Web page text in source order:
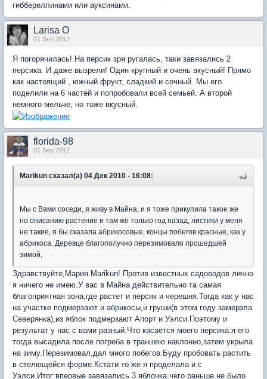
гиббереллинами или ауксинами.
Larisa O
01 Sep 2012
Я погорячилась! На персик зря ругалась, таки завязались 2
персика. И даже вызрели! Один крупный и очень вкусный! Прямо
как настоящий , южный фрукт, сладкий и сочный. Мы его
поделили на 6 частей и попробовали всей семьей. А второй
немного мельче, но тоже вкусный.
florida-98
01 Sep 2012
Marikun сказал(а) 04 Дек 2010 - 16:08:
Мы с Вами соседи, я живу в Майна, и я тоже прикупила такое же
по описанию растение и там же только год назад, листики у меня
не такие, я бы сказала абрикосовые, концы побегов красные, как у
абрикоса. Деревце благополучно перезимовало прошедшей
зимой,
Здравствуйте,Мария Marikun! Против известных садоводов лично
я ничего не имею.У вас в Майна действительно та самая
благоприятная зона,где растет и персик и черешня.Тогда как у нас
на участке подмерзают и абрикосы,и груши(в этом году замерзла
Северянка),из яблок подмерзают Апорт и Уэлси.Поэтому и
результат у нас с вами разный.Что касается моего персика:я его
тогда высадила после погреба в траншею наклонно,затем укрыла
на зиму.Перезимовал,дал много побегов.Буду пробовать растить
в стелющейся форме.Кстати то же я проделала и с
Уэлси.Итог:впервые завязались 3 яблочка,чего раньше не было